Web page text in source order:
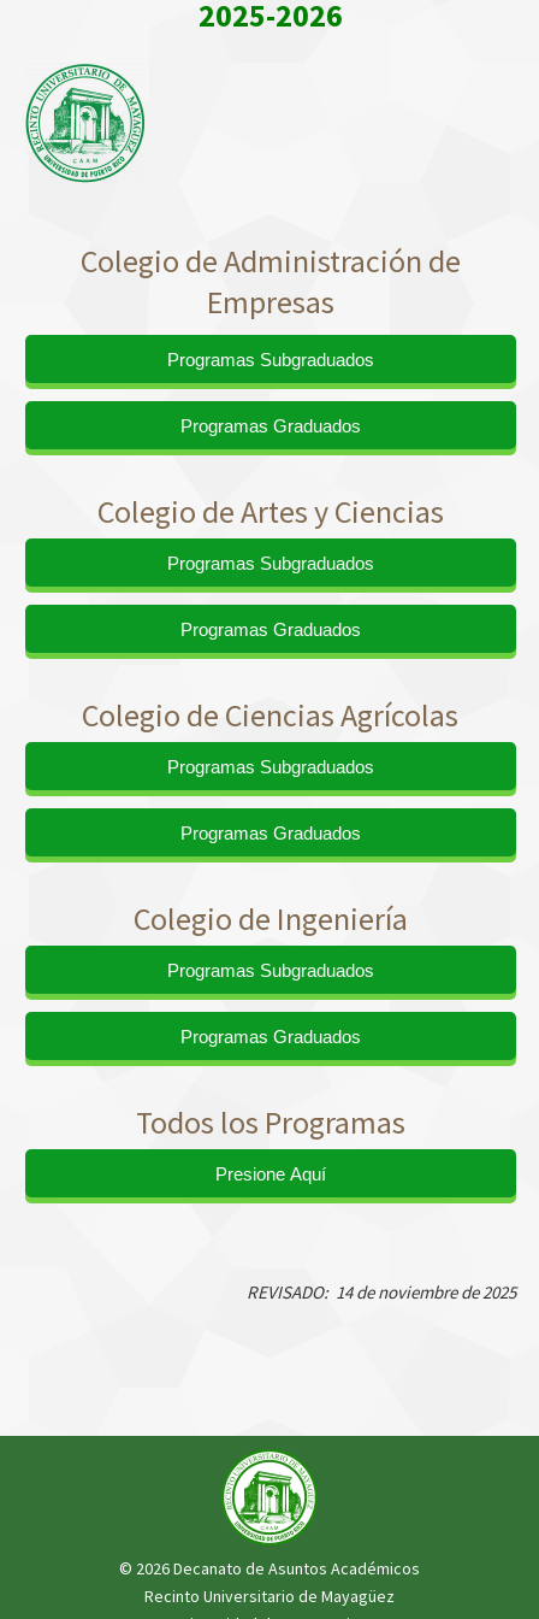
2025-2026
Colegio de Administración de
Empresas
Programas Subgraduados
Programas Graduados
Colegio de Artes y Ciencias
Programas Subgraduados
Programas Graduados
Colegio de Ciencias Agrícolas
Programas Subgraduados
Programas Graduados
Colegio de Ingeniería
Programas Subgraduados
Programas Graduados
Todos los Programas
Presione Aquí
REVISADO: 14 de noviembre de 2025
© 2026 Decanato de Asuntos Académicos
Recinto Universitario de Mayagüez